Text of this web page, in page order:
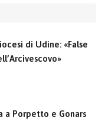
di Udine: «False
a Porpetto e Gonars